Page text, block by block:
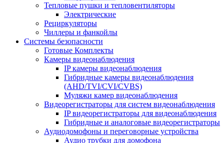
Тепловые пушки и тепловентиляторы
Электрические
Рециркуляторы
Чиллеры и фанкойлы
Системы безопасности
Готовые Комплекты
Камеры видеонаблюдения
IP камеры видеонаблюдения
Гибридные камеры видеонаблюдения
(AHD/TVI/CVI/CVBS)
Муляжи камер видеонаблюдения
Видеорегистраторы для систем видеонаблюдения
IP видеорегистраторы для видеонаблюдения
Гибридные и аналоговые видеорегистраторы
Аудиодомофоны и переговорные устройства
Аудио трубки для домофона